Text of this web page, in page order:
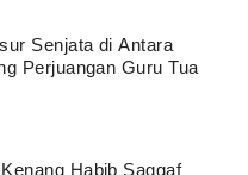
Senjata di Antara
Perjuangan Guru Tua
Habib Saggaf